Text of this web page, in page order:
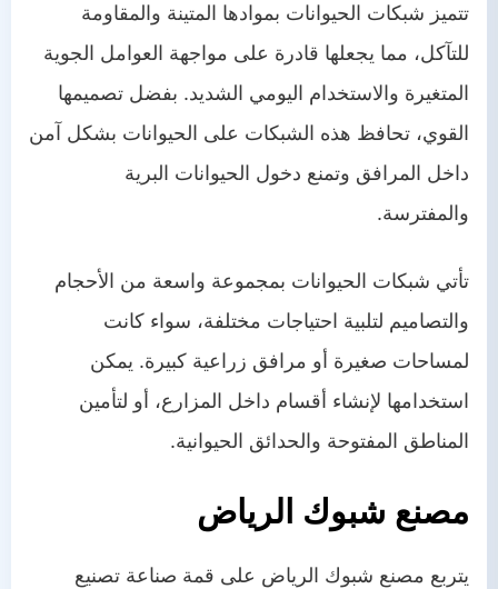
تتميز شبكات الحيوانات بموادها المتينة والمقاومة
للتآكل، مما يجعلها قادرة على مواجهة العوامل الجوية
المتغيرة والاستخدام اليومي الشديد. بفضل تصميمها
القوي، تحافظ هذه الشبكات على الحيوانات بشكل آمن
داخل المرافق وتمنع دخول الحيوانات البرية
والمفترسة.
تأتي شبكات الحيوانات بمجموعة واسعة من الأحجام
والتصاميم لتلبية احتياجات مختلفة، سواء كانت
لمساحات صغيرة أو مرافق زراعية كبيرة. يمكن
استخدامها لإنشاء أقسام داخل المزارع، أو لتأمين
المناطق المفتوحة والحدائق الحيوانية.
مصنع شبوك الرياض
يتربع مصنع شبوك الرياض على قمة صناعة تصنيع